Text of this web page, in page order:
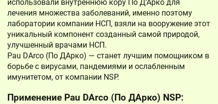
использовали внутреннюю кору По Д’Арко для
лечения множества заболеваний, именно поэтому
лаборатории компании НСП, взяли на вооружение этот
уникальный компонент созданный самой природой,
улучшенный врачами НСП.
Pau DArco (По ДАрко) — станет лучшим помощником в
борьбе с вирусами, пандемиями и ослабленным
имунитетом, от компании NSP.
Применение Pau DArco (По ДАрко) NSP: